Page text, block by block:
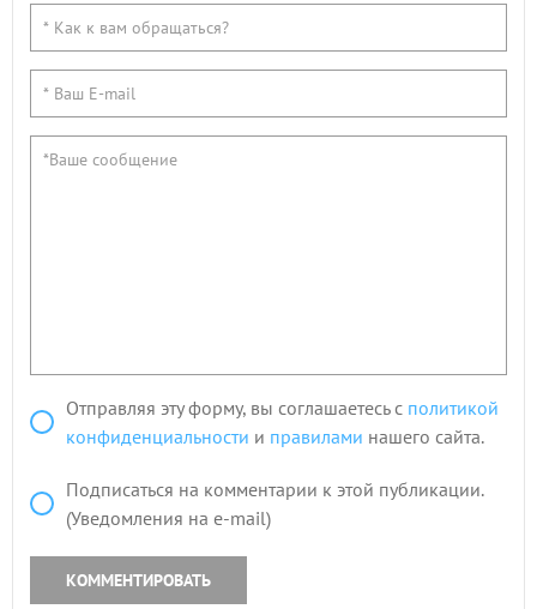
Отправляя эту форму, вы соглашаетесь с политикой
конфиденциальности и правилами нашего сайта.
Подписаться на комментарии к этой публикации.
(Уведомления на e-mail)
КОММЕНТИРОВАТЬ